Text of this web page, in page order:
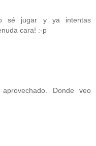
sé jugar y ya intentas
cara! :-p
Donde veo